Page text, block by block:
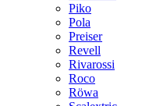
Piko
Pola
Preiser
Revell
Rivarossi
Roco
Röwa